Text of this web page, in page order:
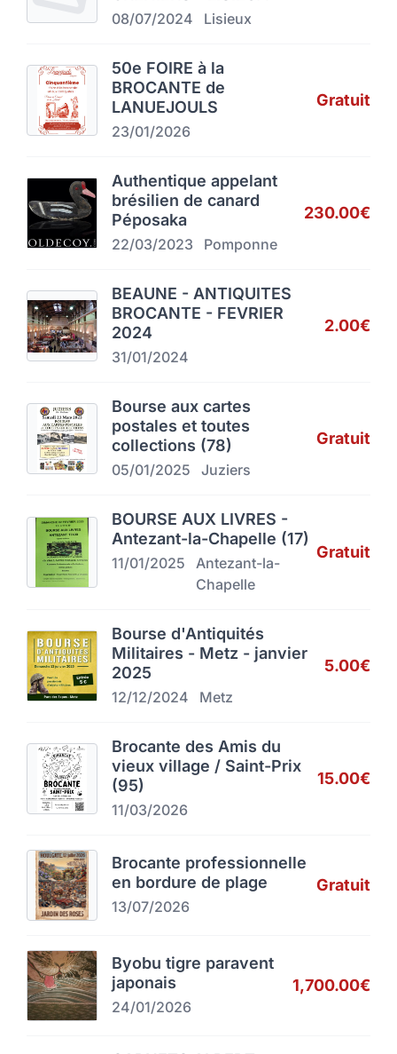
08/07/2024 Lisieux
50e FOIRE à la
BROCANTE de
LANUEJOULS
23/01/2026
Gratuit
Authentique appelant
brésilien de canard
Péposaka
22/03/2023 Pomponne
230.00€
BEAUNE - ANTIQUITES
BROCANTE - FEVRIER
2024
31/01/2024
2.00€
Bourse aux cartes
postales et toutes
collections (78)
05/01/2025 Juziers
Gratuit
BOURSE AUX LIVRES -
Antezant-la-Chapelle (17)
11/01/2025
Antezant-la-
Chapelle
Gratuit
Bourse d'Antiquités
Militaires - Metz - janvier
2025
12/12/2024 Metz
5.00€
Brocante des Amis du
vieux village / Saint-Prix
(95)
11/03/2026
15.00€
Brocante professionnelle
en bordure de plage
13/07/2026
Gratuit
Byobu tigre paravent
japonais
24/01/2026
1,700.00€